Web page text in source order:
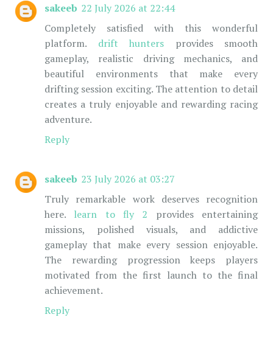
sakeeb 22 July 2026 at 22:44
Completely satisfied with this wonderful
platform. drift hunters provides smooth
gameplay, realistic driving mechanics, and
beautiful environments that make every
drifting session exciting. The attention to detail
creates a truly enjoyable and rewarding racing
adventure.
Reply
sakeeb 23 July 2026 at 03:27
Truly remarkable work deserves recognition
here. learn to fly 2 provides entertaining
missions, polished visuals, and addictive
gameplay that make every session enjoyable.
The rewarding progression keeps players
motivated from the first launch to the final
achievement.
Reply